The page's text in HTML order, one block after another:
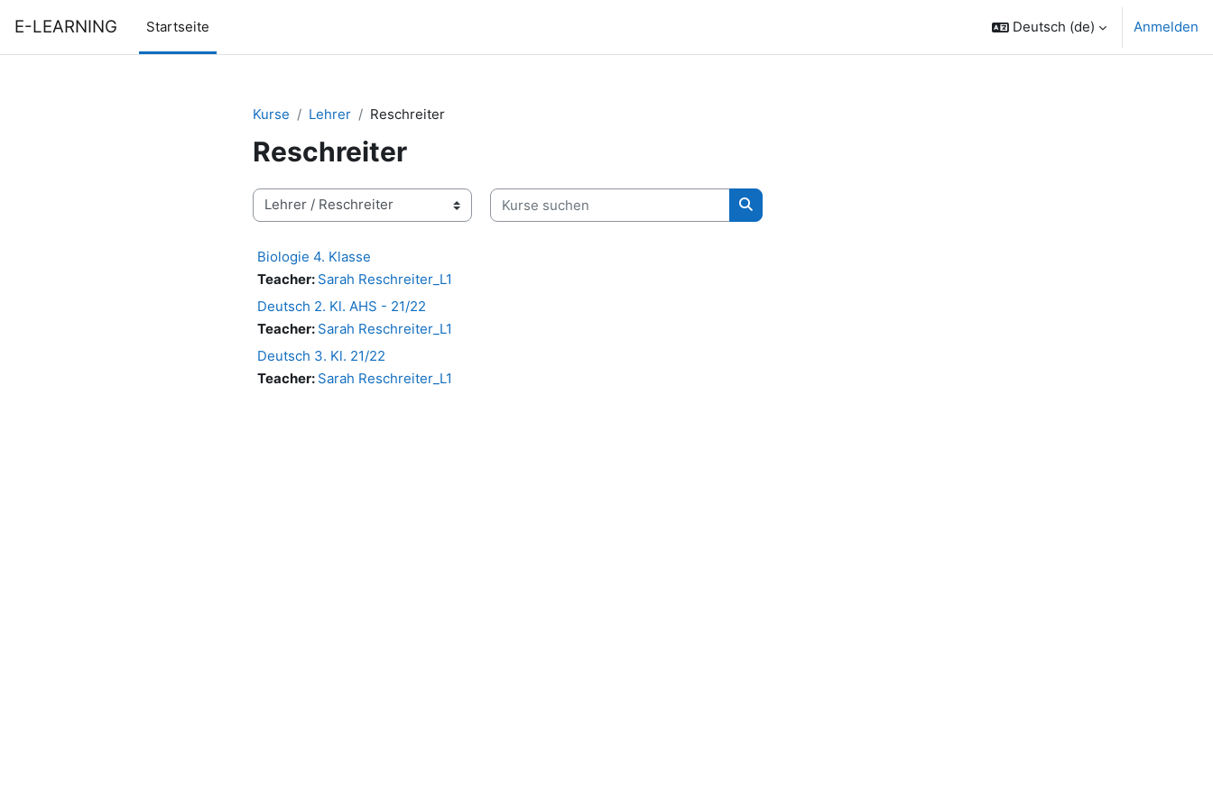
E-LEARNING Startseite Deutsch ‎(de)‎ Anmelden
Kurse Lehrer Reschreiter
Reschreiter
Kursbereiche
Kurse suchen
Kurse suchen
Biologie 4. Klasse
Teacher: Sarah Reschreiter_L1
Deutsch 2. Kl. AHS - 21/22
Teacher: Sarah Reschreiter_L1
Deutsch 3. Kl. 21/22
Teacher: Sarah Reschreiter_L1